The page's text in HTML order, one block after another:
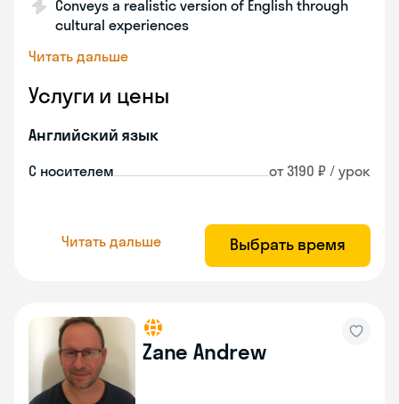
Conveys a realistic version of English through
cultural experiences
Читать дальше
Услуги и цены
Английский язык
С носителем от 3190 ₽ / урок
Читать дальше Выбрать время
Zane Andrew